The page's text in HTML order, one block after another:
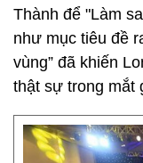
Thành để "Làm
như mục tiêu đề
vùng” đã khiến
thật sự trong mắt